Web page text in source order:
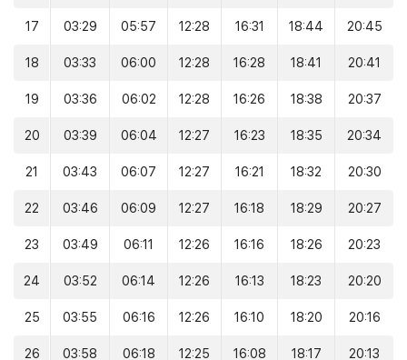
17 03:29 05:57 12:28 16:31 18:44 20:45
18 03:33 06:00 12:28 16:28 18:41 20:41
19 03:36 06:02 12:28 16:26 18:38 20:37
20 03:39 06:04 12:27 16:23 18:35 20:34
21 03:43 06:07 12:27 16:21 18:32 20:30
22 03:46 06:09 12:27 16:18 18:29 20:27
23 03:49 06:11 12:26 16:16 18:26 20:23
24 03:52 06:14 12:26 16:13 18:23 20:20
25 03:55 06:16 12:26 16:10 18:20 20:16
26 03:58 06:18 12:25 16:08 18:17 20:13